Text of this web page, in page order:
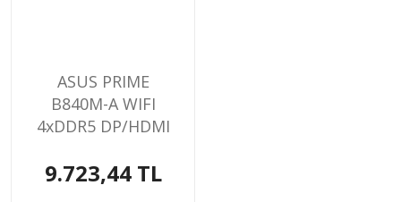
ASUS PRIME
B840M-A WIFI
4xDDR5 DP/HDMI
ANAKART
9.723,44 TL